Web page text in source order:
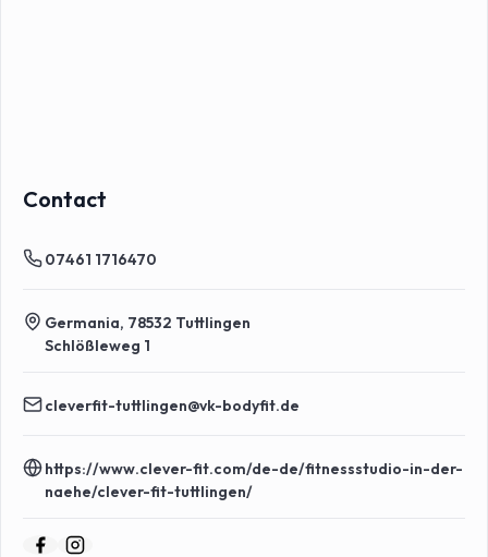
Contact
07461 1716470
Germania, 78532 Tuttlingen
Schlößleweg 1
cleverfit-tuttlingen@vk-bodyfit.de
https://www.clever-fit.com/de-de/fitnessstudio-in-der-
naehe/clever-fit-tuttlingen/